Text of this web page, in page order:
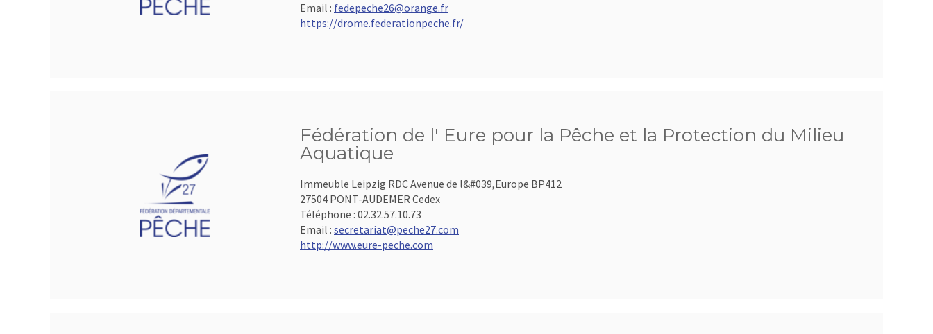
Email : fedepeche26@orange.fr
https://drome.federationpeche.fr/
Fédération de l' Eure pour la Pêche et la Protection du Milieu
Aquatique
Immeuble Leipzig RDC Avenue de l&#039,Europe BP412
27504 PONT-AUDEMER Cedex
Téléphone : 02.32.57.10.73
Email : secretariat@peche27.com
http://www.eure-peche.com